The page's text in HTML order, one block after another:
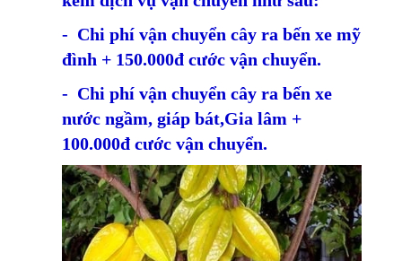
- Chi phí vận chuyển cây ra bến xe mỹ
đình + 150.000đ cước vận chuyển.
- Chi phí vận chuyển cây ra bến xe
nước ngầm, giáp bát,Gia lâm +
100.000đ cước vận chuyển.